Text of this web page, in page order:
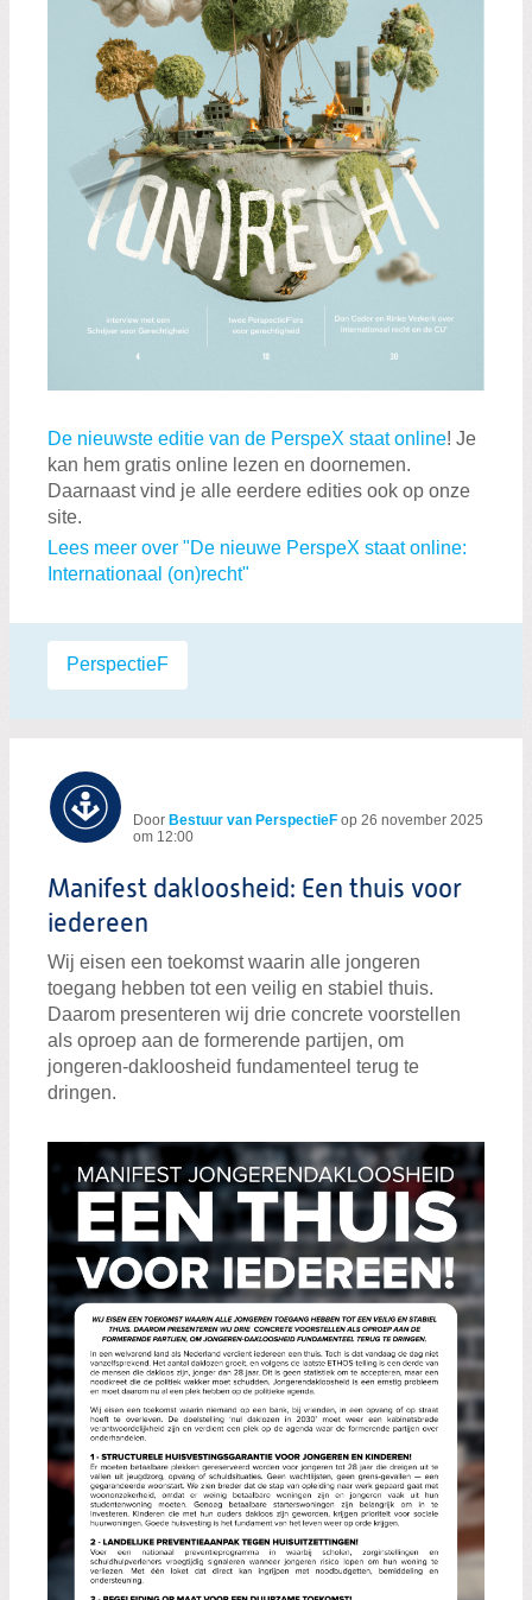
De nieuwste editie van de PerspeX staat online! Je
kan hem gratis online lezen en doornemen.
Daarnaast vind je alle eerdere edities ook op onze
site.
Lees meer over "De nieuwe PerspeX staat online:
Internationaal (on)recht"
Labels:
PerspectieF
Door Bestuur van PerspectieF op 26 november 2025
om 12:00
Manifest dakloosheid: Een thuis voor
iedereen
Wij eisen een toekomst waarin alle jongeren
toegang hebben tot een veilig en stabiel thuis.
Daarom presenteren wij drie concrete voorstellen
als oproep aan de formerende partijen, om
jongeren-dakloosheid fundamenteel terug te
dringen.